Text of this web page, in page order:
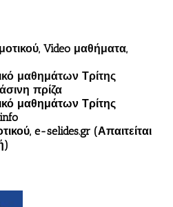
Video μαθήματα,
μαθημάτων Τρίτης
πρίζα
μαθημάτων Τρίτης
e-selides.gr (Απαιτείται